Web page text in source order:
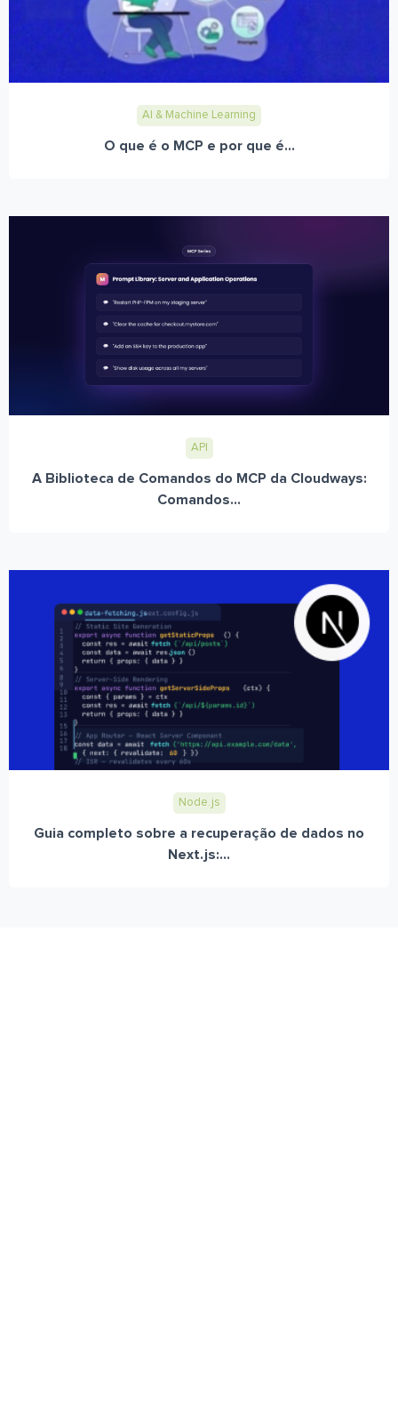
AI & Machine Learning
O que é o MCP e por que é...
API
A Biblioteca de Comandos do MCP da Cloudways:
Comandos...
Node.js
Guia completo sobre a recuperação de dados no
Next.js:...